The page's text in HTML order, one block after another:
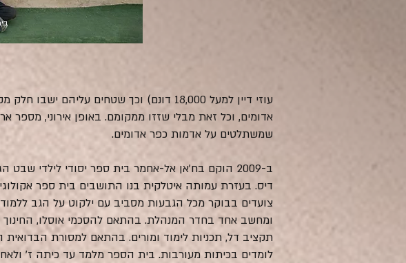
עוזי דיין למעל 18,000 דונם) וכך שטחים
אדומים, וכל זאת מבלי שזזו ממקומם. באופן אירוני, מספר
שמשתלטים על אדמות כפר אדומים.
ב-2009 הוקם בח'אן אל-אחמר בית ספר יסודי לילדי
צועדים בבוקר מכל הגבעות מסביב עם ילקוט על הגב
תקציב דל, תכניות לימוד ומורים. בהתאם למסורת
לומדים בכיתות מעורבות. בית הספר מלמד עד כיתה ז'